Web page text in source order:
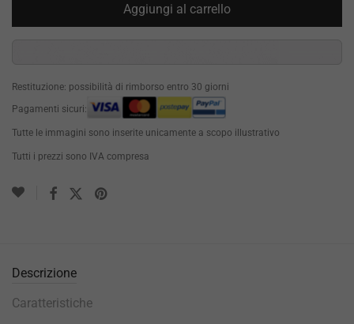
Aggiungi al carrello
Restituzione: possibilità di rimborso entro 30 giorni
Pagamenti sicuri:
Tutte le immagini sono inserite unicamente a scopo illustrativo
Tutti i prezzi sono IVA compresa
Descrizione
Caratteristiche